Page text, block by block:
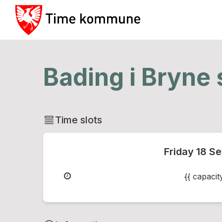
Bading i
Time slots
Friday 18
{{